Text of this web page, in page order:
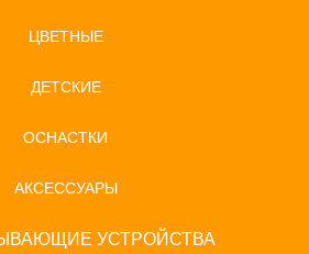
ЦВЕТНЫЕ
ДЕТСКИЕ
ОСНАСТКИ
АКСЕССУАРЫ
УСТРОЙСТВА